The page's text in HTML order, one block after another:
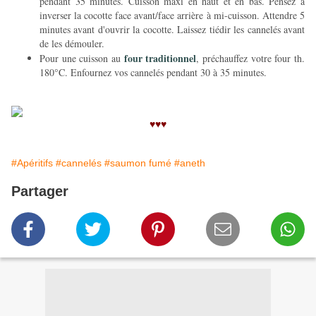
inverser la cocotte face avant/face arrière à mi-cuisson. Attendre 5
minutes avant d'ouvrir la cocotte. Laissez tiédir les cannelés avant
de les démouler.
Pour une cuisson au four traditionnel, préchauffez votre four th.
180°C. Enfournez vos cannelés pendant 30 à 35 minutes.
♥♥♥
#Apéritifs #cannelés #saumon fumé #aneth
Partager